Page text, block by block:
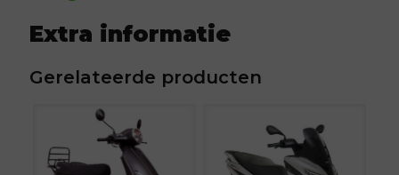
Extra informatie
Gerelateerde producten